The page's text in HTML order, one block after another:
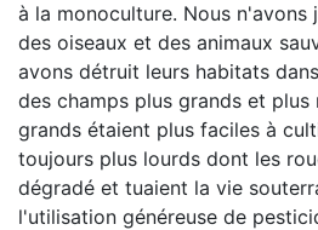
à la monoculture. Nous n'avons
des oiseaux et des animaux
avons détruit leurs habitats
des champs plus grands et plus
grands étaient plus faciles à
toujours plus lourds dont les
dégradé et tuaient la vie
l'utilisation généreuse de